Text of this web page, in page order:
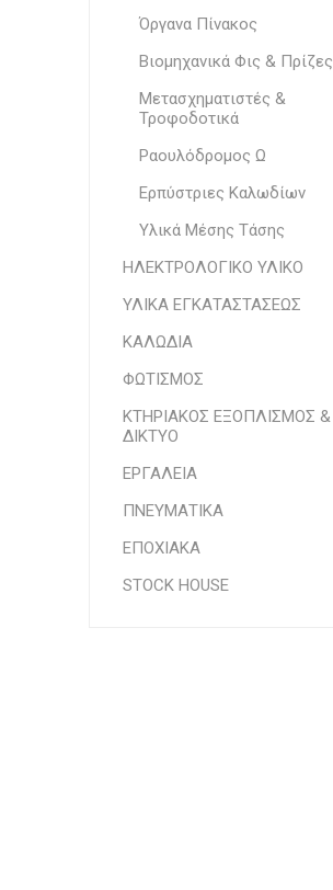
Όργανα Πίνακος
Βιομηχανικά Φις & Πρίζες
Μετασχηματιστές &
Τροφοδοτικά
Ραουλόδρομος Ω
Ερπύστριες Καλωδίων
Υλικά Μέσης Τάσης
ΗΛΕΚΤΡΟΛΟΓΙΚΟ ΥΛΙΚΟ
ΥΛΙΚΑ ΕΓΚΑΤΑΣΤΑΣΕΩΣ
ΚΑΛΩΔΙΑ
ΦΩΤΙΣΜΟΣ
ΚΤΗΡΙΑΚΟΣ ΕΞΟΠΛΙΣΜΟΣ &
ΔΙΚΤΥΟ
ΕΡΓΑΛΕΙΑ
ΠΝΕΥΜΑΤΙΚΑ
ΕΠΟΧΙΑΚΑ
STOCK HOUSE